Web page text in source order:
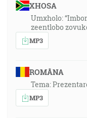
XHOSA
Umxholo:
zeentlobo
MP3
ROMÂNA
Tema:
MP3